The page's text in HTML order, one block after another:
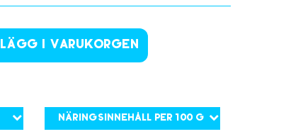
i varukorgen
Näringsinnehåll per 100 g